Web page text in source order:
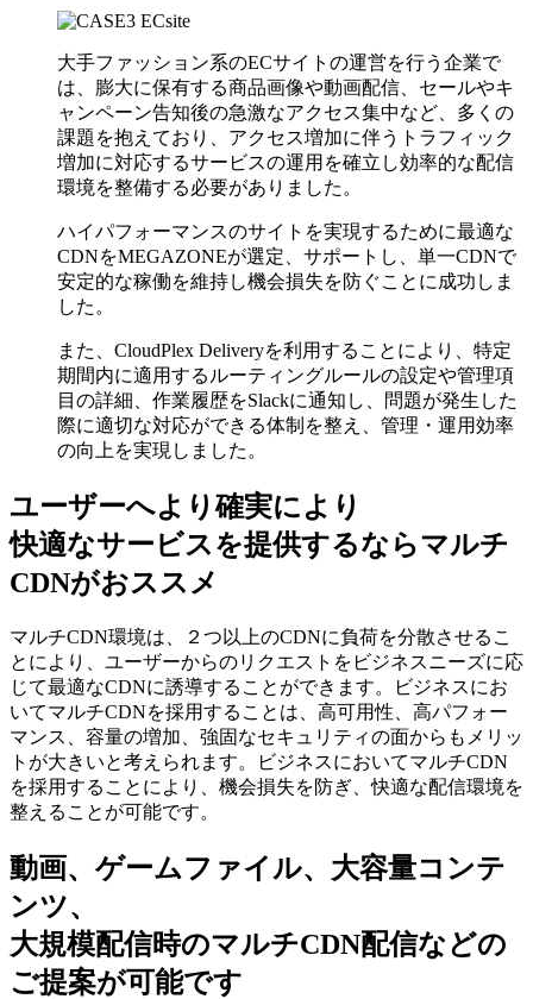
大手ファッション系のECサイトの運営を行う企業で
は、膨大に保有する商品画像や動画配信、セールやキ
ャンペーン告知後の急激なアクセス集中など、多くの
課題を抱えており、アクセス増加に伴うトラフィック
増加に対応するサービスの運用を確立し効率的な配信
環境を整備する必要がありました。
ハイパフォーマンスのサイトを実現するために最適な
CDNをMEGAZONEが選定、サポートし、単一CDNで
安定的な稼働を維持し機会損失を防ぐことに成功しま
した。
また、CloudPlex Deliveryを利用することにより、特定
期間内に適用するルーティングルールの設定や管理項
目の詳細、作業履歴をSlackに通知し、問題が発生した
際に適切な対応ができる体制を整え、管理・運用効率
の向上を実現しました。
ユーザーへより確実により
快適なサービスを提供するならマルチ
CDNがおススメ
マルチCDN環境は、２つ以上のCDNに負荷を分散させるこ
とにより、ユーザーからのリクエストをビジネスニーズに応
じて最適なCDNに誘導することができます。ビジネスにお
いてマルチCDNを採⽤することは、⾼可⽤性、⾼パフォー
マンス、容量の増加、強固なセキュリティの⾯からもメリッ
トが⼤きいと考えられます。ビジネスにおいてマルチCDN
を採用することにより、機会損失を防ぎ、快適な配信環境を
整えることが可能です。
動画、ゲームファイル、大容量コンテ
ンツ、
大規模配信時のマルチCDN配信などの
ご提案が可能です